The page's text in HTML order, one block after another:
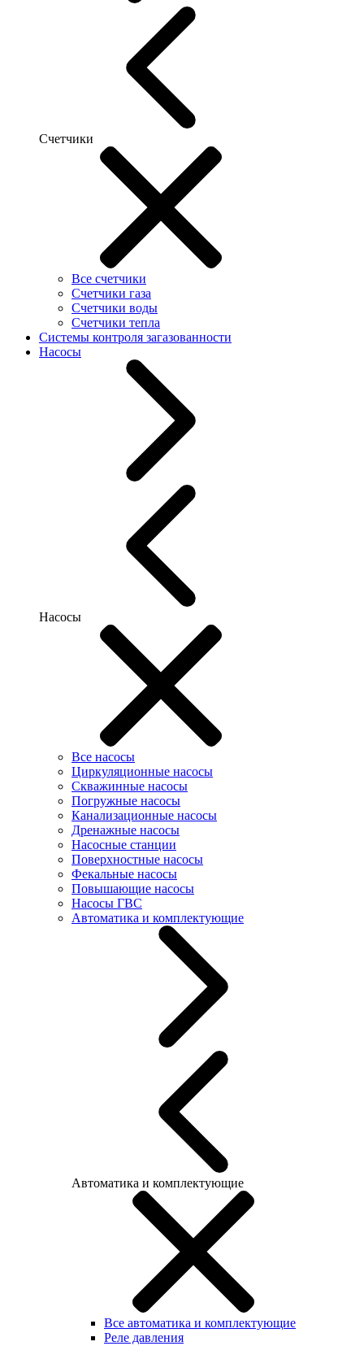
Счетчики
Все счетчики
Счетчики газа
Счетчики воды
Счетчики тепла
Системы контроля загазованности
Насосы
Насосы
Все насосы
Циркуляционные насосы
Скважинные насосы
Погружные насосы
Канализационные насосы
Дренажные насосы
Насосные станции
Поверхностные насосы
Фекальные насосы
Повышающие насосы
Насосы ГВС
Автоматика и комплектующие
Автоматика и комплектующие
Все автоматика и комплектующие
Реле давления